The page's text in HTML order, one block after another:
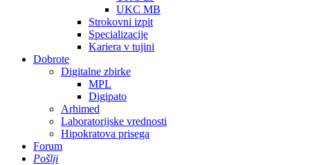
UKC MB
Strokovni izpit
Specializacije
Kariera v tujini
Dobrote
Digitalne zbirke
MPL
Digipato
Arhimed
Laboratorijske vrednosti
Hipokratova prisega
Forum
Pošlji